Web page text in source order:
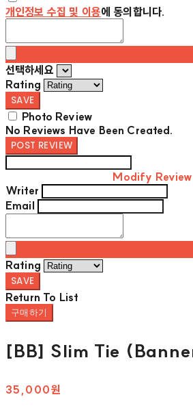
개인정보 수집 및 이용에 동의합니다.
선택하세요
Rating
SAVE
Photo Review
No Reviews Have Been Created.
POST REVIEW
Modify Review
Writer
Email
Rating
SAVE
Return To List
구매하기
[BB] Slim Tie
35,000원